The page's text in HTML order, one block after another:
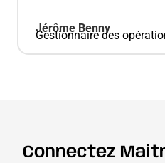
Jérôme Benny
Gestionnaire des
Connectez